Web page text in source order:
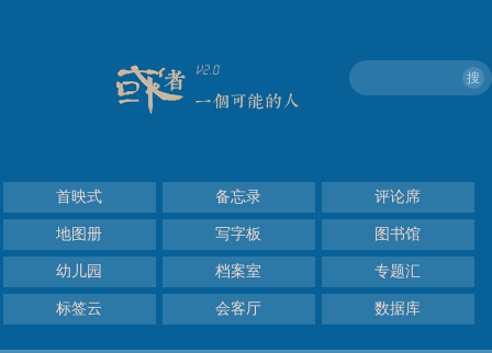
搜
首映式 备忘录 评论席
地图册 写字板 图书馆
幼儿园 档案室 专题汇
标签云 会客厅 数据库